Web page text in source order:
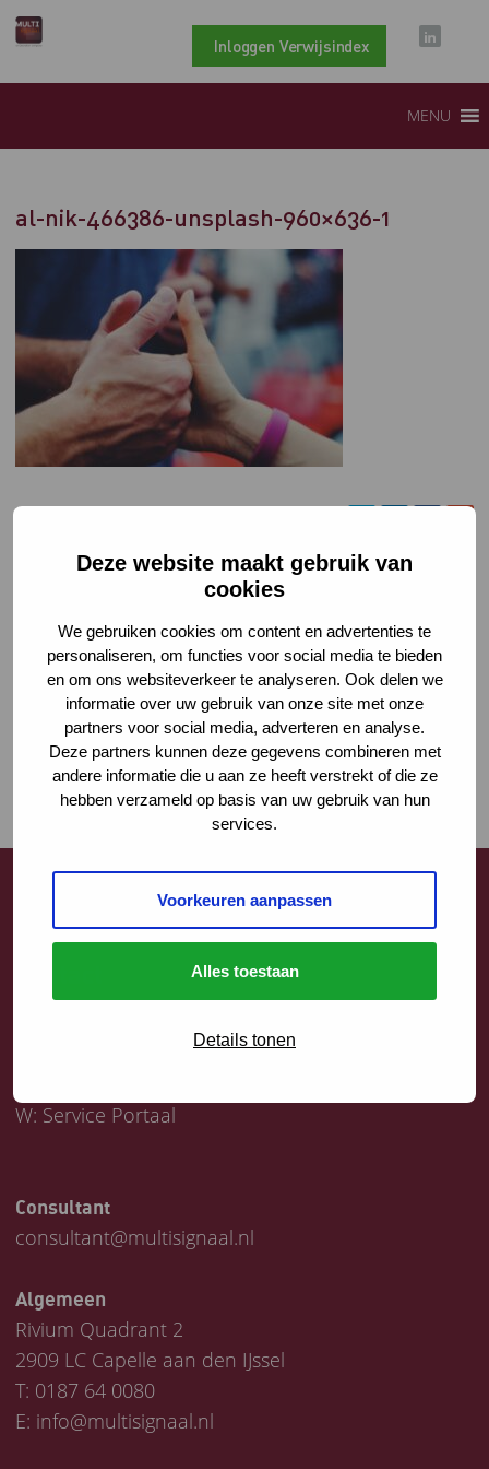
Deze website maakt gebruik van
cookies
We gebruiken cookies om content en advertenties te
personaliseren, om functies voor social media te bieden
en om ons websiteverkeer te analyseren. Ook delen we
informatie over uw gebruik van onze site met onze
partners voor social media, adverteren en analyse.
Deze partners kunnen deze gegevens combineren met
andere informatie die u aan ze heeft verstrekt of die ze
hebben verzameld op basis van uw gebruik van hun
services.
Voorkeuren aanpassen
Alles toestaan
Details tonen
Inloggen Verwijsindex
MENU
al-nik-466386-unsplash-960×636-1
W: Service Portaal
Consultant
consultant@multisignaal.nl
Algemeen
Rivium Quadrant 2
2909 LC Capelle aan den IJssel
T: 0187 64 0080
E: info@multisignaal.nl